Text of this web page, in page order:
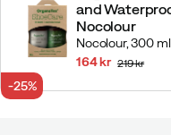
and
Nocolour
Nocolour,300 ml
164 kr 219 kr
-25%